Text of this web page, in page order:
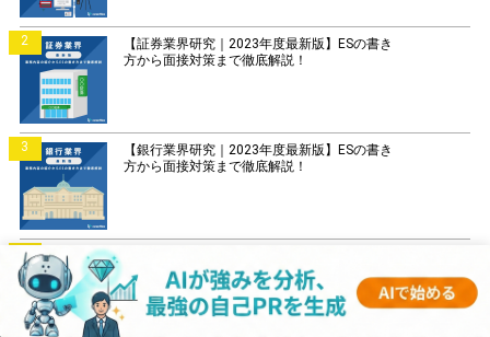
2
【証券業界研究｜2023年度最新版】ESの書き
方から面接対策まで徹底解説！
3
【銀行業界研究｜2023年度最新版】ESの書き
方から面接対策まで徹底解説！
4
方から面接対策まで徹底解説！